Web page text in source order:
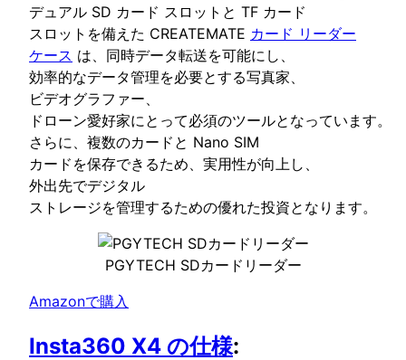
デュアル SD カード スロットと TF カード
スロットを備えた CREATEMATE カード リーダー
ケース は、同時データ転送を可能にし、
効率的なデータ管理を必要とする写真家、
ビデオグラファー、
ドローン愛好家にとって必須のツールとなっています。
さらに、複数のカードと Nano SIM
カードを保存できるため、実用性が向上し、
外出先でデジタル
ストレージを管理するための優れた投資となります。
PGYTECH SDカードリーダー
Amazonで購入
Insta360 X4 の仕様: